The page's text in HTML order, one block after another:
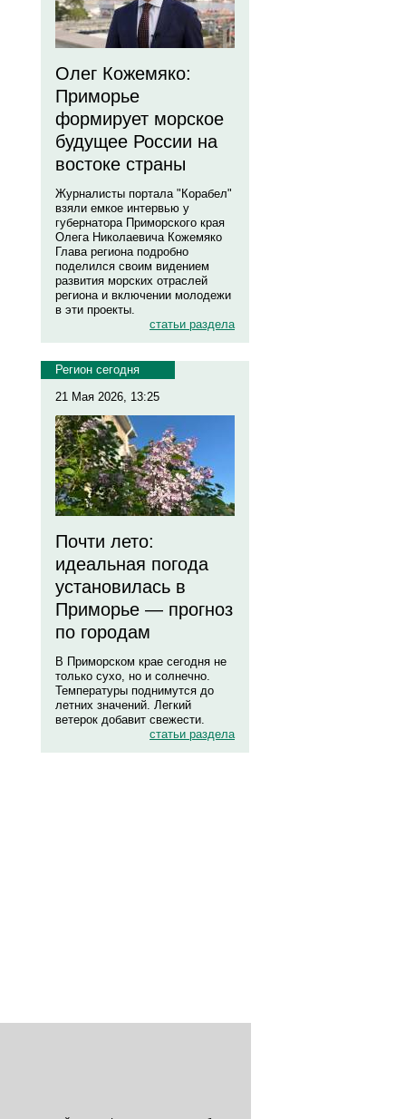
Олег Кожемяко:
Приморье
формирует морское
будущее России на
востоке страны
Журналисты портала "Корабел"
взяли емкое интервью у
губернатора Приморского края
Олега Николаевича Кожемяко
Глава региона подробно
поделился своим видением
развития морских отраслей
региона и включении молодежи
в эти проекты.
статьи раздела
Регион сегодня
21 Мая 2026, 13:25
Почти лето:
идеальная погода
установилась в
Приморье — прогноз
по городам
В Приморском крае сегодня не
только сухо, но и солнечно.
Температуры поднимутся до
летних значений. Легкий
ветерок добавит свежести.
статьи раздела